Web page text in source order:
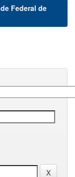
Federal de